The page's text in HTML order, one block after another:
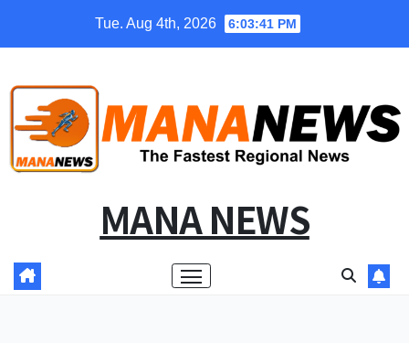
Tue. Aug 4th, 2026 6:03:42 PM
MANA NEWS